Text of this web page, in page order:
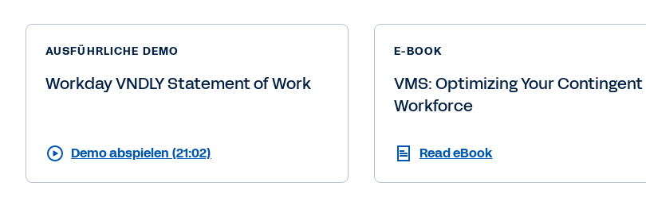
AUSFÜHRLICHE DEMO
Workday VNDLY Statement of Work
Demo abspielen (21:02)
E-BOOK
VMS: Optimizing Your Contingent
Workforce
Read eBook